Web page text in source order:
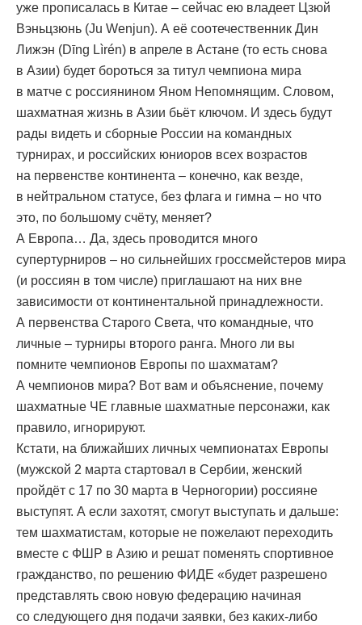
уже прописалась в Китае – сейчас ею владеет Цзюй
Вэньцзюнь (Ju Wenjun). А её соотечественник Дин
Лижэн (Dīng Lìrén) в апреле в Астане (то есть снова
в Азии) будет бороться за титул чемпиона мира
в матче с россиянином Яном Непомнящим. Словом,
шахматная жизнь в Азии бьёт ключом. И здесь будут
рады видеть и сборные России на командных
турнирах, и российских юниоров всех возрастов
на первенстве континента – конечно, как везде,
в нейтральном статусе, без флага и гимна – но что
это, по большому счёту, меняет?
А Европа… Да, здесь проводится много
супертурниров – но сильнейших гроссмейстеров мира
(и россиян в том числе) приглашают на них вне
зависимости от континентальной принадлежности.
А первенства Старого Света, что командные, что
личные – турниры второго ранга. Много ли вы
помните чемпионов Европы по шахматам?
А чемпионов мира? Вот вам и объяснение, почему
шахматные ЧЕ главные шахматные персонажи, как
правило, игнорируют.
Кстати, на ближайших личных чемпионатах Европы
(мужской 2 марта стартовал в Сербии, женский
пройдёт с 17 по 30 марта в Черногории) россияне
выступят. А если захотят, смогут выступать и дальше:
тем шахматистам, которые не пожелают переходить
вместе с ФШР в Азию и решат поменять спортивное
гражданство, по решению ФИДЕ «будет разрешено
представлять свою новую федерацию начиная
со следующего дня подачи заявки, без каких-либо